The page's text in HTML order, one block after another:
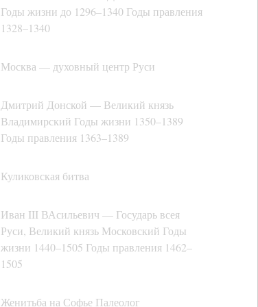
Годы жизни до 1296–1340 Годы правления
1328–1340
Москва — духовный центр Руси
Дмитрий Донской — Великий князь
Владимирский Годы жизни 1350–1389
Годы правления 1363–1389
Куликовская битва
Иван III ВАсильевич — Государь всея
Руси, Великий князь Московский Годы
жизни 1440–1505 Годы правления 1462–
1505
Женитьба на Софье Палеолог